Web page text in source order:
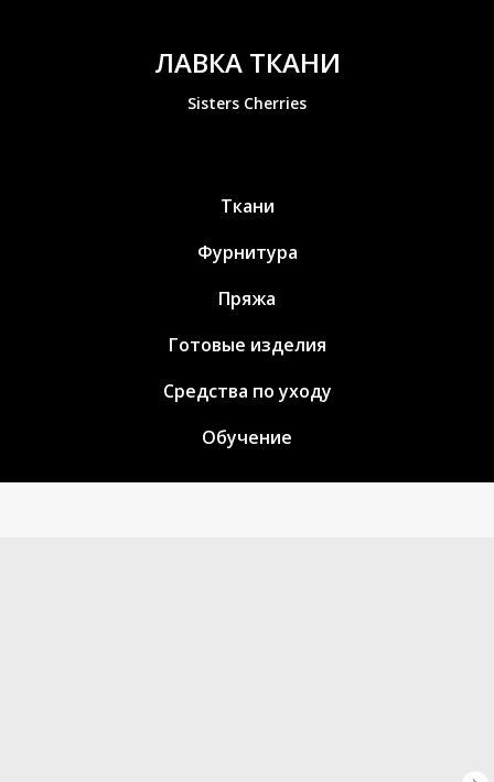
ЛАВКА ТКАНИ
Sisters Cherries
Ткани
Фурнитура
Пряжа
Готовые изделия
Средства по уходу
Обучение